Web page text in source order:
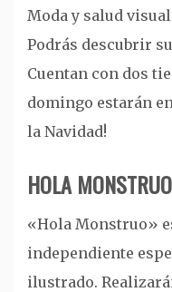
Moda y salud
Podrás descubrir
Cuentan con dos
domingo estarán
la Navidad!
HOLA MONSTRUO
«Hola Monstruo»
independiente
ilustrado.